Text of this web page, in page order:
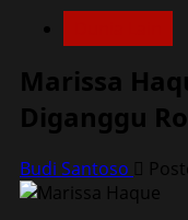
Marissa
Diganggu
Budi Santoso